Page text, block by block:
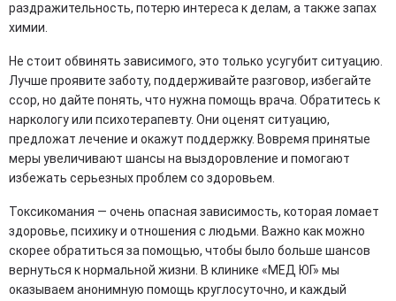
раздражительность, потерю интереса к делам, а также запах
химии.
Не стоит обвинять зависимого, это только усугубит ситуацию.
Лучше проявите заботу, поддерживайте разговор, избегайте
ссор, но дайте понять, что нужна помощь врача. Обратитесь к
наркологу или психотерапевту. Они оценят ситуацию,
предложат лечение и окажут поддержку. Вовремя принятые
меры увеличивают шансы на выздоровление и помогают
избежать серьезных проблем со здоровьем.
Токсикомания — очень опасная зависимость, которая ломает
здоровье, психику и отношения с людьми. Важно как можно
скорее обратиться за помощью, чтобы было больше шансов
вернуться к нормальной жизни. В клинике «МЕД ЮГ» мы
оказываем анонимную помощь круглосуточно, и каждый